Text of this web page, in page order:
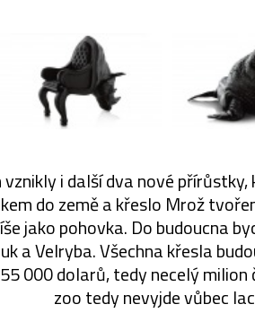
i další dva nové
do země a křeslo Mrož
jako pohovka. Do budoucna
a Velryba. Všechna křesla
000 dolarů, tedy necelý
zoo tedy nevyjde vůbec